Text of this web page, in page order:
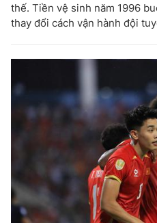
thế. Tiền vệ sinh năm 1996
thay đổi cách vận hành đội